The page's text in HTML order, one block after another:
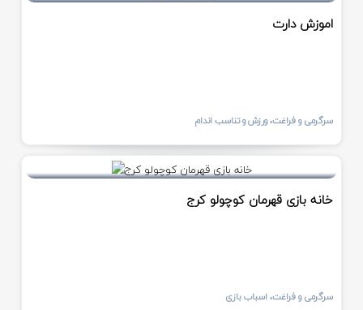
اموزش دارت
سرگرمی و فراغت، ورزش و تناسب اندام
خانه بازی قهرمان کوچولو کرج
سرگرمی و فراغت، اسباب بازی